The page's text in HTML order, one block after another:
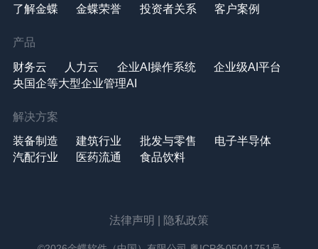
了解金蝶 金蝶荣誉 投资者关系 客户案例
产品
财务云 人力云 企业AI操作系统
企业级AI平台
央国企等大型企业管理AI
解决方案
装备制造 建筑行业 批发与零售
电子半导体
汽配行业
医药流通 食品饮料
法律声明 隐私政策